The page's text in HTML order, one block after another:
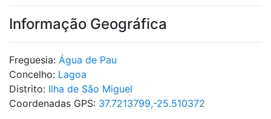
Informação Geográfica
Freguesia: Água de Pau
Concelho: Lagoa
Distrito: Ilha de São Miguel
Coordenadas GPS: 37.7213799,-25.510372